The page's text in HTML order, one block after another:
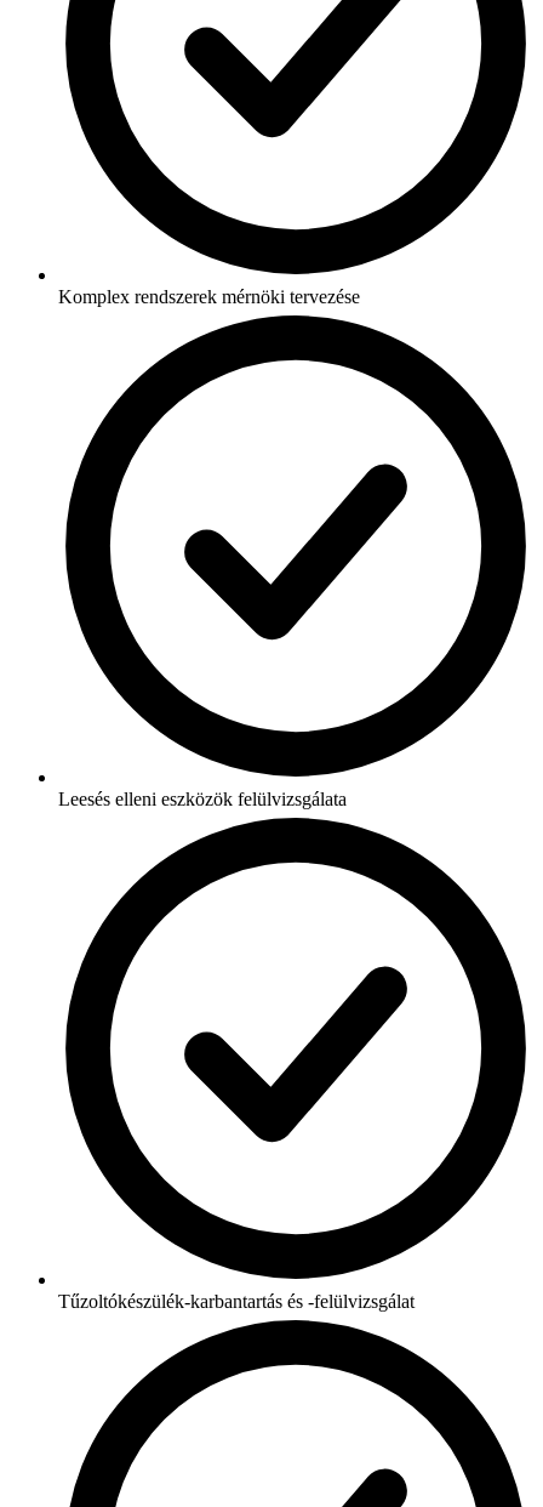
Komplex rendszerek mérnöki tervezése
Leesés elleni eszközök felülvizsgálata
Tűzoltókészülék-karbantartás és -felülvizsgálat